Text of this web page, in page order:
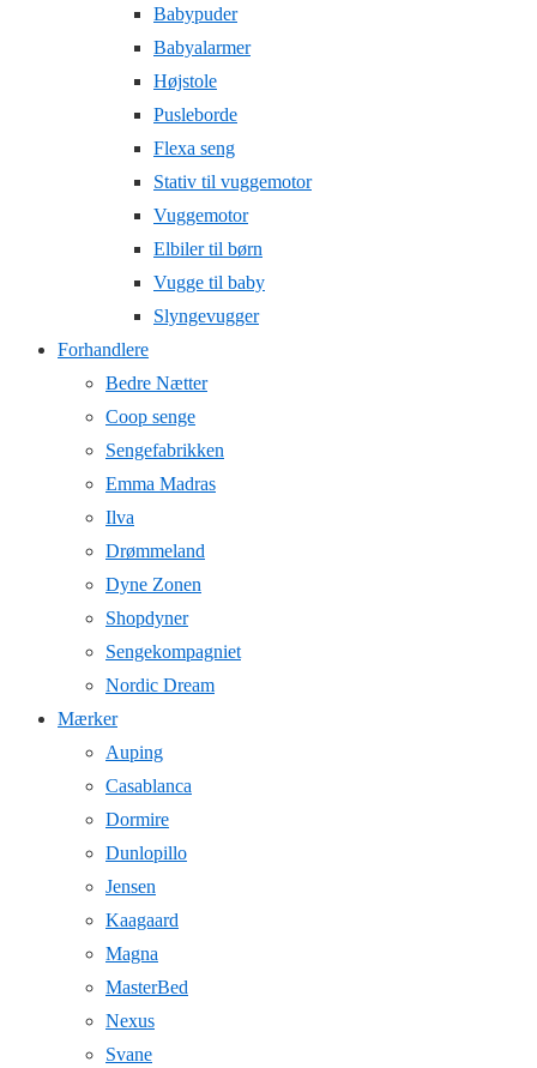
Babypuder
Babyalarmer
Højstole
Pusleborde
Flexa seng
Stativ til vuggemotor
Vuggemotor
Elbiler til børn
Vugge til baby
Slyngevugger
Forhandlere
Bedre Nætter
Coop senge
Sengefabrikken
Emma Madras
Ilva
Drømmeland
Dyne Zonen
Shopdyner
Sengekompagniet
Nordic Dream
Mærker
Auping
Casablanca
Dormire
Dunlopillo
Jensen
Kaagaard
Magna
MasterBed
Nexus
Svane